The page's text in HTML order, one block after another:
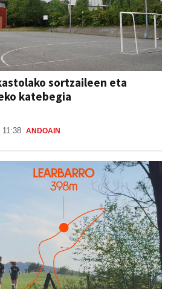
sortzaileen eta
katebegia
11:38 ANDOAIN